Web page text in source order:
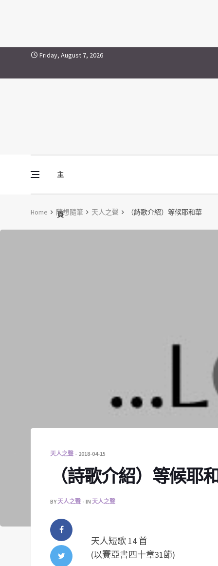
Skip to contentFriday, August 7, 2026
主
頁
Vine Media
葡萄樹傳媒
Home 隨想隨筆 天人之聲 （詩歌介紹）等候耶和華
天人之聲 2018-04-15
（詩歌介紹）等候耶
BY天人之聲 IN 天人之聲
天人短歌 14 首
(以賽亞書四十章31節)